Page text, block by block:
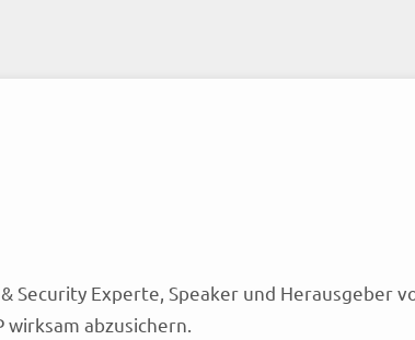
Security Experte, Speaker und Herausgeber
wirksam abzusichern.